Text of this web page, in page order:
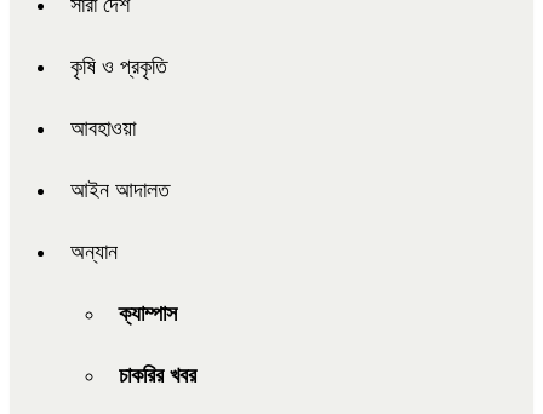
সারা দেশ
কৃষি ও প্রকৃতি
আবহাওয়া
আইন আদালত
অন্যান
ক্যাম্পাস
চাকরির খবর